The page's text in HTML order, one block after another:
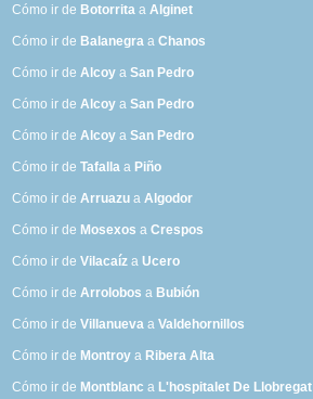
Cómo ir de Botorrita aAlginet
Cómo ir de Balanegra aChanos
Cómo ir deAlcoy aSan Pedro
Cómo ir deAlcoy aSan Pedro
Cómo ir deAlcoy aSan Pedro
Cómo ir deTafalla a Piño
Cómo ir deArruazu aAlgodor
Cómo ir de Mosexos aCrespos
Cómo ir deVilacaíz aUcero
Cómo ir deArrolobos a Bubión
Cómo ir deVillanueva aValdehornillos
Cómo ir de Montroy a Ribera Alta
Cómo ir de Montblanc a L'hospitalet De Llobregat